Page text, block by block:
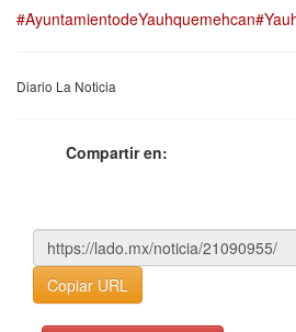
#AyuntamientodeYauhquemehcan
Diario La Noticia
Compartir en:
Copiar URL